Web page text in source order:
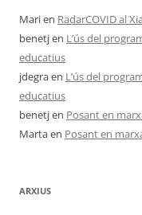
Marien RadarCOVID al
benetjen L’ús del
educatius
jdegraen L’ús del
educatius
benetjen Posant en
Martaen Posant en
ARXIUS